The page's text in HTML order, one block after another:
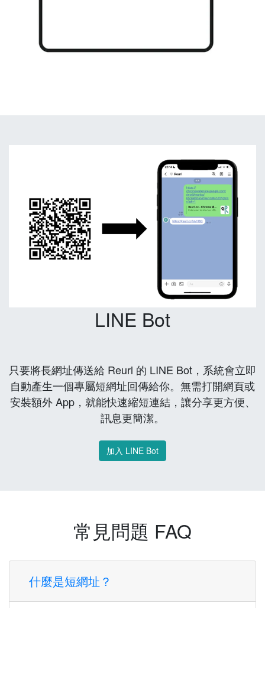
LINE Bot
只要將長網址傳送給 Reurl 的 LINE Bot，系統會立即
自動產生一個專屬短網址回傳給你。無需打開網頁或
安裝額外 App，就能快速縮短連結，讓分享更方便、
訊息更簡潔。
加入 LINE Bot
常見問題 FAQ
什麼是短網址？